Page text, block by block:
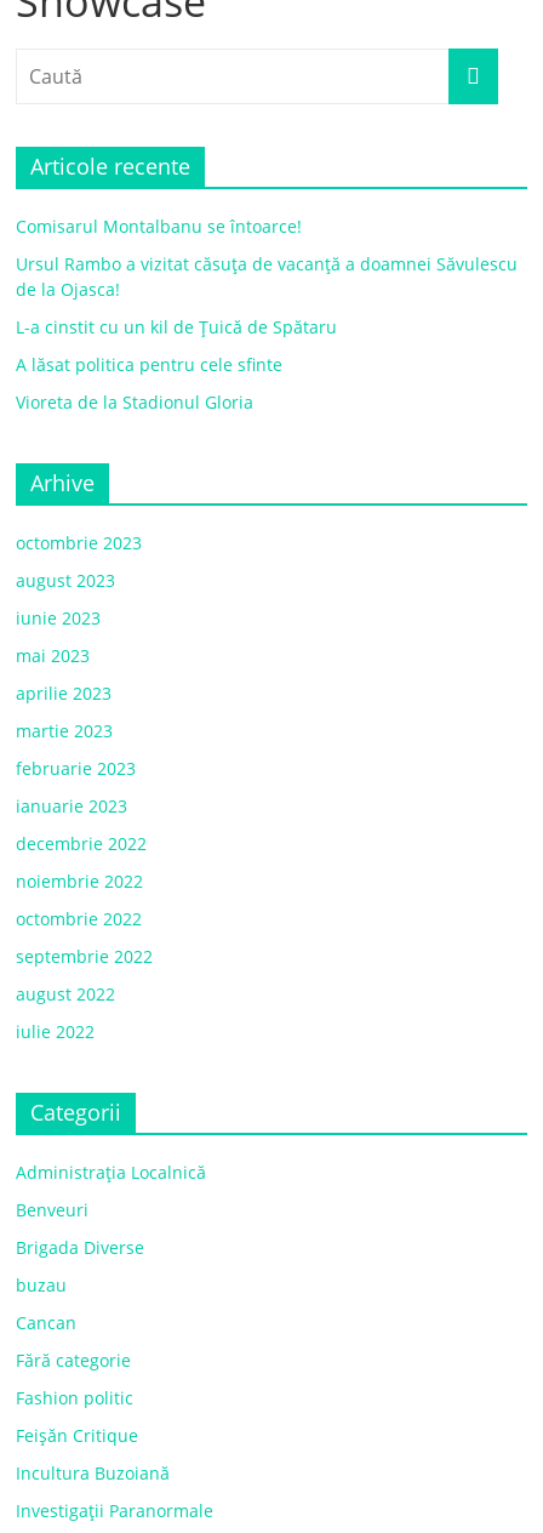
Articole recente
Comisarul Montalbanu se întoarce!
Ursul Rambo a vizitat căsuța de vacanță a doamnei Săvulescu
de la Ojasca!
L-a cinstit cu un kil de Țuică de Spătaru
A lăsat politica pentru cele sfinte
Vioreta de la Stadionul Gloria
Arhive
octombrie 2023
august 2023
iunie 2023
mai 2023
aprilie 2023
martie 2023
februarie 2023
ianuarie 2023
decembrie 2022
noiembrie 2022
octombrie 2022
septembrie 2022
august 2022
iulie 2022
Categorii
Administrația Localnică
Benveuri
Brigada Diverse
buzau
Cancan
Fără categorie
Fashion politic
Feișăn Critique
Incultura Buzoiană
Investigații Paranormale